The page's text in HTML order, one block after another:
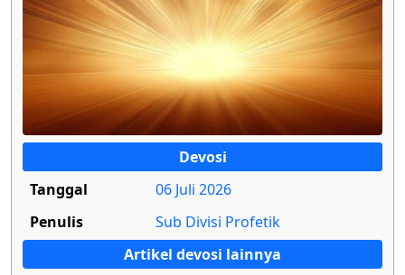
Devosi
Tanggal
06 Juli 2026
Penulis
Sub Divisi Profetik
Artikel devosi lainnya